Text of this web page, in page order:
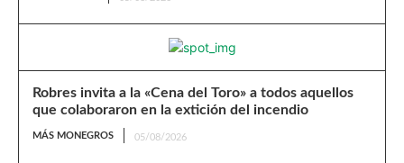
Robres invita a la «Cena del Toro» a todos aquellos
que colaboraron en la extición del incendio
MÁS MONEGROS 05/08/2026